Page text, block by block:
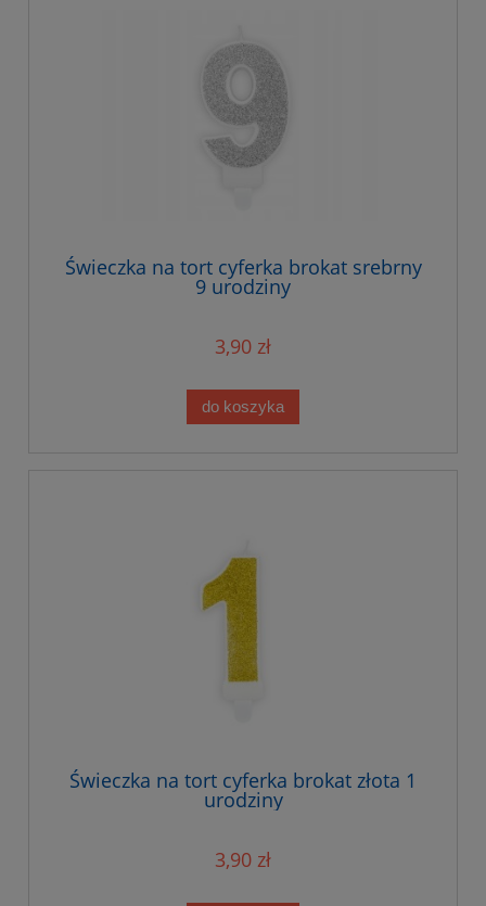
Świeczka na tort cyferka brokat srebrny
9 urodziny
3,90 zł
do koszyka
Świeczka na tort cyferka brokat złota 1
urodziny
3,90 zł